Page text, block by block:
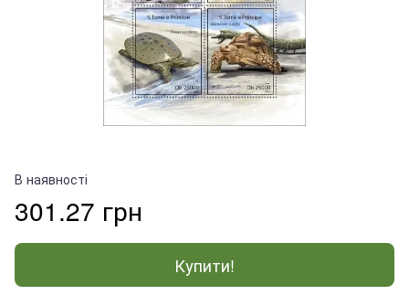
В наявності
301.27 грн
Купити!